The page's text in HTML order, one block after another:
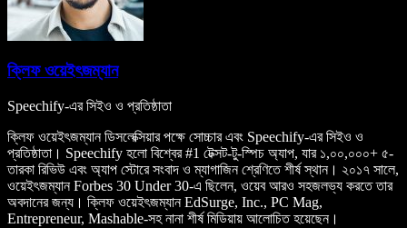
ক্লিফ ওয়েইৎজম্যান
Speechify-এর সিইও ও প্রতিষ্ঠাতা
ক্লিফ ওয়েইৎজম্যান ডিসলেক্সিয়ার পক্ষে সোচ্চার এবং Speechify-এর সিইও ও
প্রতিষ্ঠাতা। Speechify হলো বিশ্বের #1 টেক্সট-টু-স্পিচ অ্যাপ, যার ১,০০,০০০+ ৫-
তারকা রিভিউ এবং অ্যাপ স্টোরে সংবাদ ও ম্যাগাজিন শ্রেণিতে শীর্ষ স্থান। ২০১৭ সালে,
ওয়েইৎজম্যান Forbes 30 Under 30-এ ছিলেন, ওয়েব আরও সহজলভ্য করতে তার
অবদানের জন্য। ক্লিফ ওয়েইৎজম্যান EdSurge, Inc., PC Mag,
Entrepreneur, Mashable-সহ নানা শীর্ষ মিডিয়ায় আলোচিত হয়েছেন।